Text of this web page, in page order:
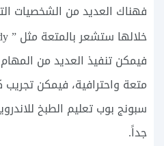
فهناك العديد من الشخصيات
خلالها ستشعر بالمتعة مثل ”
فيمكن تنفيذ العديد من
متعة واحترافية، فيمكن
سبونج بوب تعليم الطبخ
جداً.